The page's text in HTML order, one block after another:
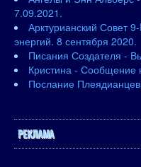
7.09.2021.
Арктурианский Совет
энергий. 8 сентября 2020.
Писания Создателя -
Кристина -
Послание
РЕКЛАМА